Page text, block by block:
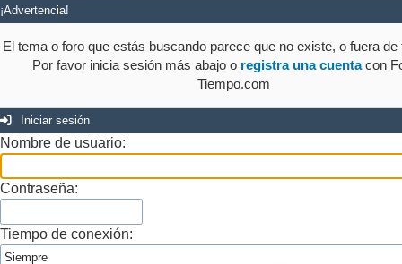
¡Advertencia!
El tema o foro que estás buscando parece que no existe, o fuera
Por favor inicia sesión más abajo o registra una cuentacon
Tiempo.com
Iniciar sesión
Nombre de usuario:
Contraseña:
Tiempo de conexión: